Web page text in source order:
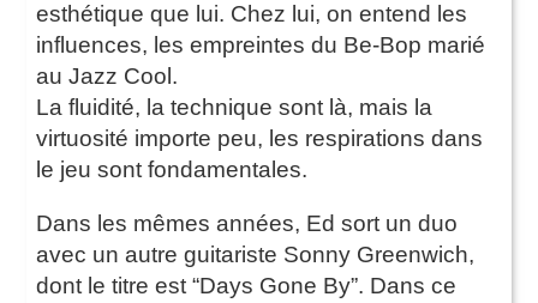
esthétique que lui. Chez lui, on entend les
influences, les empreintes du Be-Bop marié
au Jazz Cool.
La fluidité, la technique sont là, mais la
virtuosité importe peu, les respirations dans
le jeu sont fondamentales.
Dans les mêmes années, Ed sort un duo
avec un autre guitariste Sonny Greenwich,
dont le titre est “Days Gone By”. Dans ce